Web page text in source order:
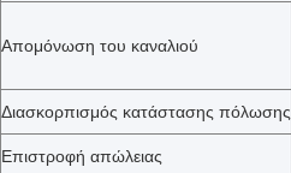
Απομόνωση του καναλιού
Διασκορπισμός κατάστασης πόλωσης
Επιστροφή απώλειας